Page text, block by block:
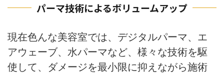
パーマ技術によるボリュームアップ
現在色んな美容室では、デジタルパーマ、エ
アウェーブ、水パーマなど、様々な技術を駆
使して、ダメージを最小限に抑えながら施術